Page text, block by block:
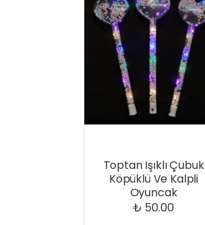
Toptan Işıklı Çubuk
Köpüklü Ve Kalpli
Oyuncak
₺ 50.00